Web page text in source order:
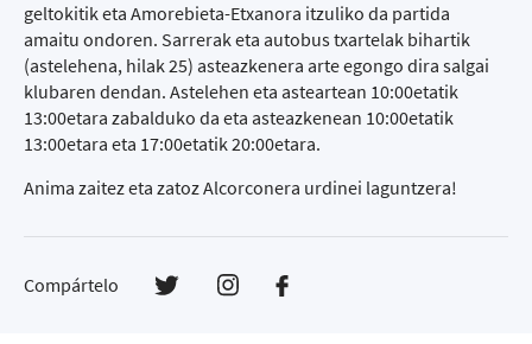
geltokitik eta Amorebieta-Etxanora itzuliko da partida
amaitu ondoren. Sarrerak eta autobus txartelak bihartik
(astelehena, hilak 25) asteazkenera arte egongo dira salgai
klubaren dendan. Astelehen eta asteartean 10:00etatik
13:00etara zabalduko da eta asteazkenean 10:00etatik
13:00etara eta 17:00etatik 20:00etara.
Anima zaitez eta zatoz Alcorconera urdinei laguntzera!
Compártelo